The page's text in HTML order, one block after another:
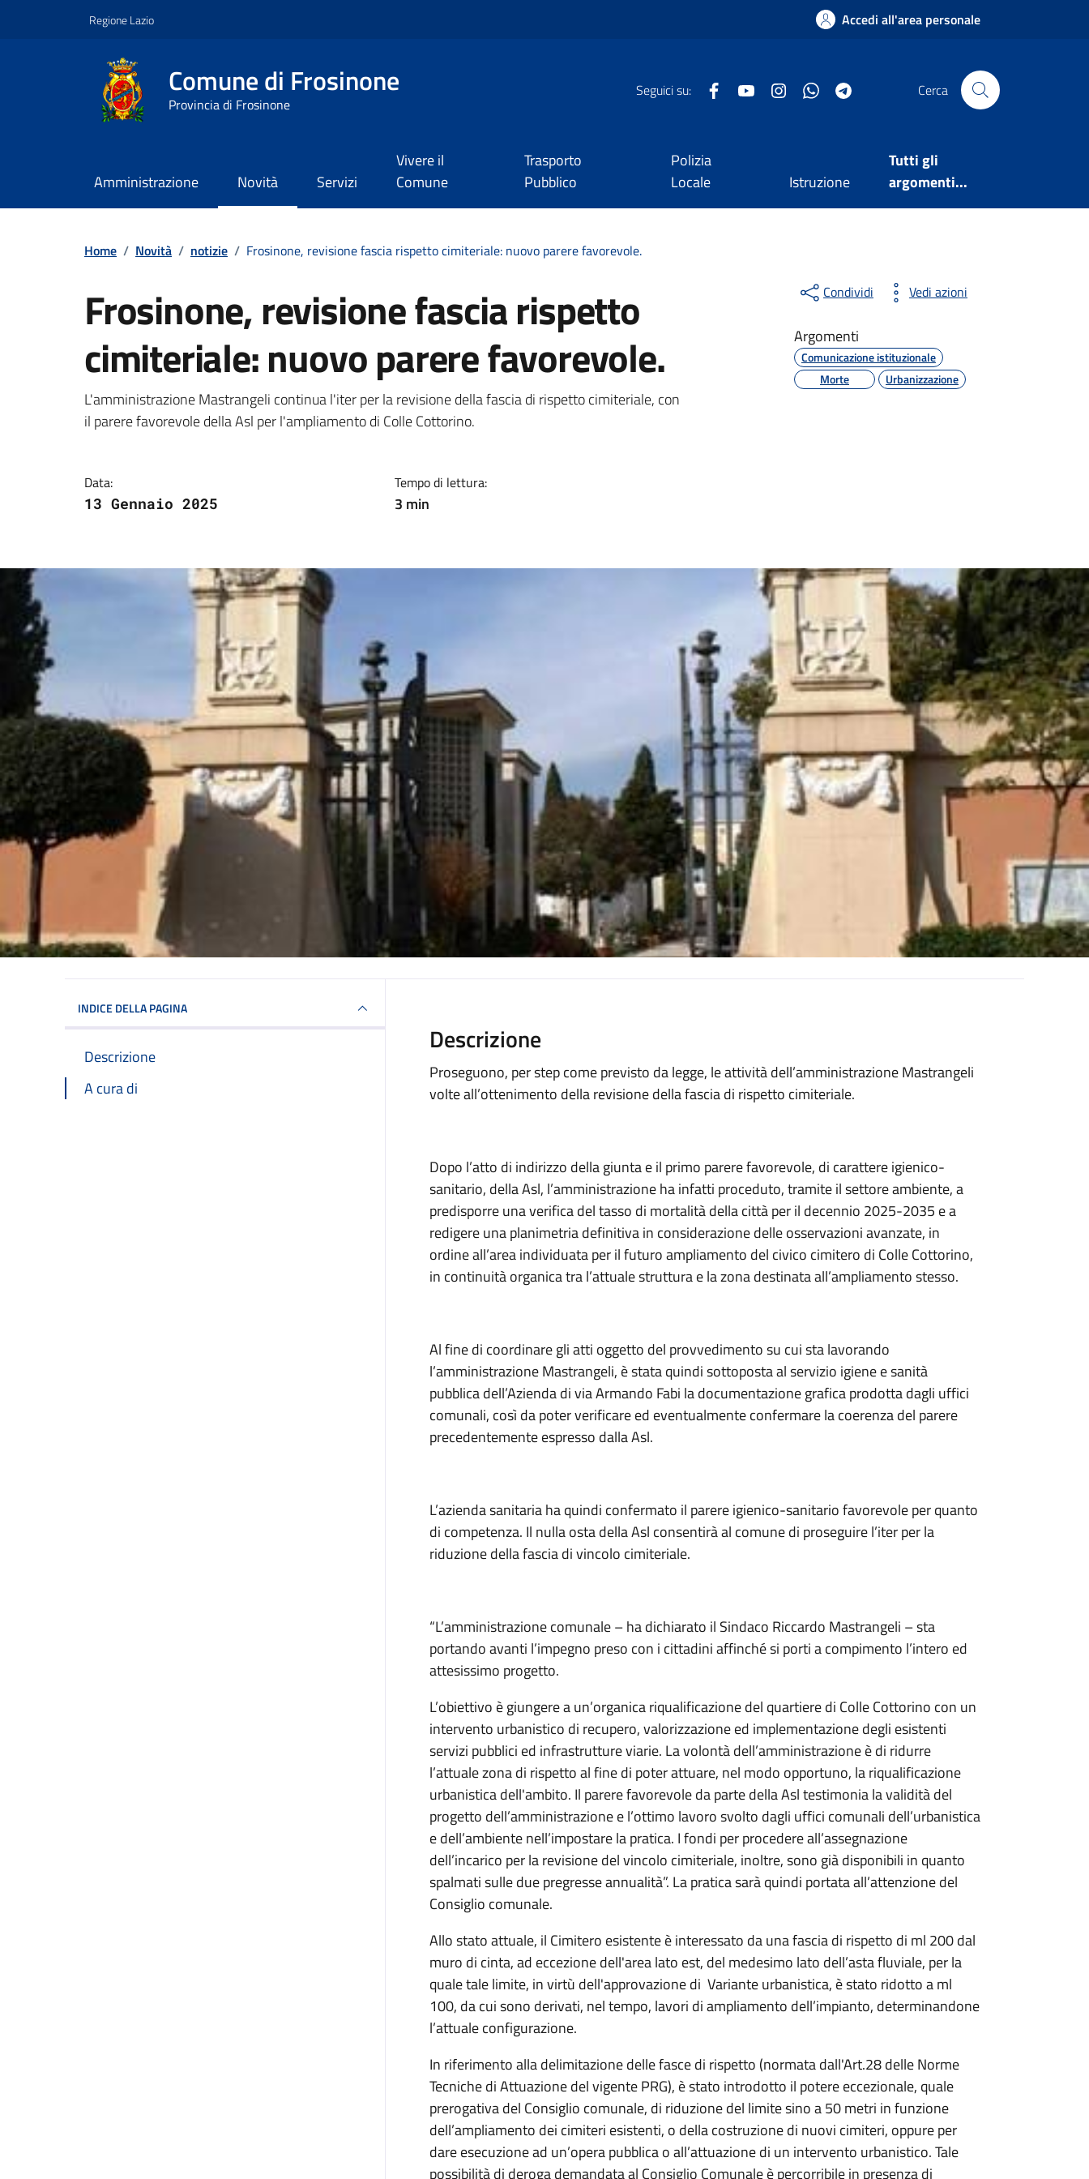
Regione Lazio Accedi all'area personale
Comune di Frosinone
Provincia di Frosinone
Seguici su: FacebookYouTube InstagramWhatsApp Cerca
Amministrazione Novità Servizi
Vivere il
Comune
Trasporto
Pubblico
Polizia
Locale
Istruzione
Tutti gli
argomenti...
Home / Novità / notizie / Frosinone, revisione fascia rispetto cimiteriale: nuovo parere favorevole.
Frosinone, revisione fascia rispetto
cimiteriale: nuovo parere favorevole.
Dettagli della notizia
L'amministrazione Mastrangeli continua l'iter per la revisione della fascia di rispetto cimiteriale, con
il parere favorevole della Asl per l'ampliamento di Colle Cottorino.
Data:
13 Gennaio 2025
Tempo di lettura:
3 min
Condividi Vedi azioni
Argomenti
Comunicazione istituzionale
Morte
Urbanizzazione
INDICE DELLA PAGINA
Descrizione
A cura di
Descrizione
Proseguono, per step come previsto da legge, le attività dell’amministrazione Mastrangeli
volte all’ottenimento della revisione della fascia di rispetto cimiteriale.
Dopo l’atto di indirizzo della giunta e il primo parere favorevole, di carattere igienico-
sanitario, della Asl, l’amministrazione ha infatti proceduto, tramite il settore ambiente, a
predisporre una verifica del tasso di mortalità della città per il decennio 2025-2035 e a
redigere una planimetria definitiva in considerazione delle osservazioni avanzate, in
ordine all’area individuata per il futuro ampliamento del civico cimitero di Colle Cottorino,
in continuità organica tra l’attuale struttura e la zona destinata all’ampliamento stesso.
Al fine di coordinare gli atti oggetto del provvedimento su cui sta lavorando
l’amministrazione Mastrangeli, è stata quindi sottoposta al servizio igiene e sanità
pubblica dell’Azienda di via Armando Fabi la documentazione grafica prodotta dagli uffici
comunali, così da poter verificare ed eventualmente confermare la coerenza del parere
precedentemente espresso dalla Asl.
L’azienda sanitaria ha quindi confermato il parere igienico-sanitario favorevole per quanto
di competenza. Il nulla osta della Asl consentirà al comune di proseguire l’iter per la
riduzione della fascia di vincolo cimiteriale.
“L’amministrazione comunale – ha dichiarato il Sindaco Riccardo Mastrangeli – sta
portando avanti l’impegno preso con i cittadini affinché si porti a compimento l’intero ed
attesissimo progetto.
L’obiettivo è giungere a un’organica riqualificazione del quartiere di Colle Cottorino con un
intervento urbanistico di recupero, valorizzazione ed implementazione degli esistenti
servizi pubblici ed infrastrutture viarie. La volontà dell’amministrazione è di ridurre
l’attuale zona di rispetto al fine di poter attuare, nel modo opportuno, la riqualificazione
urbanistica dell'ambito. Il parere favorevole da parte della Asl testimonia la validità del
progetto dell’amministrazione e l’ottimo lavoro svolto dagli uffici comunali dell’urbanistica
e dell’ambiente nell’impostare la pratica. I fondi per procedere all’assegnazione
dell’incarico per la revisione del vincolo cimiteriale, inoltre, sono già disponibili in quanto
spalmati sulle due pregresse annualità”. La pratica sarà quindi portata all’attenzione del
Consiglio comunale.
Allo stato attuale, il Cimitero esistente è interessato da una fascia di rispetto di ml 200 dal
muro di cinta, ad eccezione dell'area lato est, del medesimo lato dell’asta fluviale, per la
quale tale limite, in virtù dell'approvazione di Variante urbanistica, è stato ridotto a ml
100, da cui sono derivati, nel tempo, lavori di ampliamento dell’impianto, determinandone
l’attuale configurazione.
In riferimento alla delimitazione delle fasce di rispetto (normata dall'Art.28 delle Norme
Tecniche di Attuazione del vigente PRG), è stato introdotto il potere eccezionale, quale
prerogativa del Consiglio comunale, di riduzione del limite sino a 50 metri in funzione
dell’ampliamento dei cimiteri esistenti, o della costruzione di nuovi cimiteri, oppure per
dare esecuzione ad un’opera pubblica o all’attuazione di un intervento urbanistico. Tale
possibilità di deroga demandata al Consiglio Comunale è percorribile in presenza di